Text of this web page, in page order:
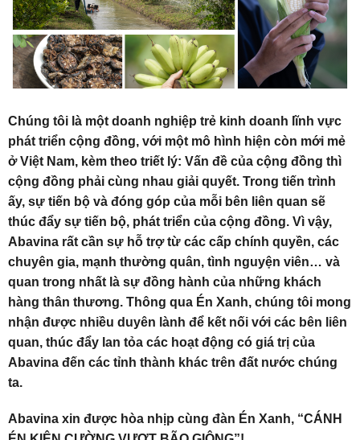
Chúng tôi là một doanh nghiệp trẻ kinh doanh lĩnh vực
phát triển cộng đồng, với một mô hình hiện còn mới mẻ
ở Việt Nam, kèm theo triết lý: Vấn đề của cộng đồng thì
cộng đồng phải cùng nhau giải quyết. Trong tiến trình
ấy, sự tiến bộ và đóng góp của mỗi bên liên quan sẽ
thúc đẩy sự tiến bộ, phát triển của cộng đồng. Vì vậy,
Abavina rất cần sự hỗ trợ từ các cấp chính quyền, các
chuyên gia, mạnh thường quân, tình nguyện viên… và
quan trong nhất là sự đồng hành của những khách
hàng thân thương. Thông qua Én Xanh, chúng tôi mong
nhận được nhiều duyên lành để kết nối với các bên liên
quan, thúc đẩy lan tỏa các hoạt động có giá trị của
Abavina đến các tỉnh thành khác trên đất nước chúng
ta.
Abavina xin được hòa nhịp cùng đàn Én Xanh, “CÁNH